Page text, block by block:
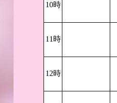
10時
11時
12時